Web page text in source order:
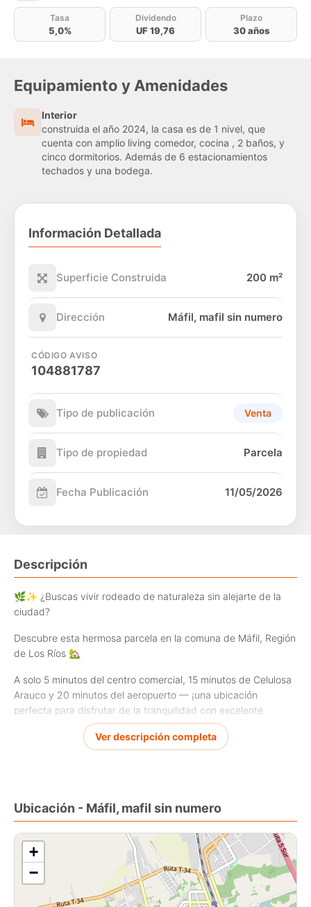
Tasa
5,0%
Dividendo
UF 19,76
Plazo
30 años
Equipamiento y Amenidades
Interior
construida el año 2024, la casa es de 1 nivel, que
cuenta con amplio living comedor, cocina , 2 baños, y
cinco dormitorios. Además de 6 estacionamientos
techados y una bodega.
Información Detallada
Superficie Construida 200 m²
Dirección Máfil, mafil sin numero
CÓDIGO AVISO
104881787
Tipo de publicación Venta
Tipo de propiedad Parcela
Fecha Publicación 11/05/2026
Descripción
🌿✨ ¿Buscas vivir rodeado de naturaleza sin alejarte de la
ciudad?
Descubre esta hermosa parcela en la comuna de Máfil, Región
de Los Ríos 🏡
A solo 5 minutos del centro comercial, 15 minutos de Celulosa
Arauco y 20 minutos del aeropuerto — ¡una ubicación
perfecta para disfrutar de la tranquilidad con excelente
🚗💨
Terreno de 5.000 m²
✔️Entorno natural, ideal para quienes buscan paz y calidad
de vida🌳🌺
Valor: 4.600 UF
Inversión, descanso o tu nuevo hogar… tú eliges 💫
Contáctanos en Q&R Corredora de Propiedades y haz
Ver descripción completa
Ubicación - Máfil, mafil sin numero
+
−